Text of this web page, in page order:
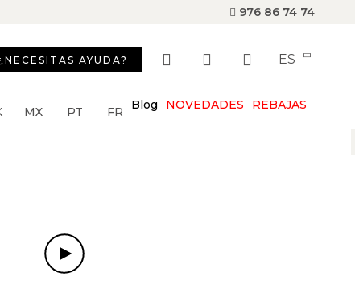
976 86 74 74
AYUDA? ES
MX PT FR Blog NOVEDADES REBAJAS